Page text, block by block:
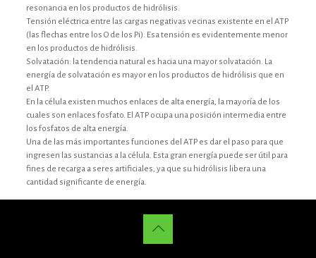
resonancia en los productos de hidrólisis.
Tensión eléctrica entre las cargas negativas vecinas existente en el ATP
(las flechas entre los O de los Pi). Esa tensión es evidentemente menor
en los productos de hidrólisis.
Solvatación: la tendencia natural es hacia una mayor solvatación. La
energía de solvatación es mayor en los productos de hidrólisis que en
el ATP.
En la célula existen muchos enlaces de alta energía, la mayoría de los
cuales son enlaces fosfato. El ATP ocupa una posición intermedia entre
los fosfatos de alta energía.
Una de las más importantes funciones del ATP es dar el paso para que
ingresen las sustancias a la célula. Esta gran energía puede ser útil para
fines de recarga a seres artificiales, ya que su hidrólisis libera una
cantidad significante de energía.